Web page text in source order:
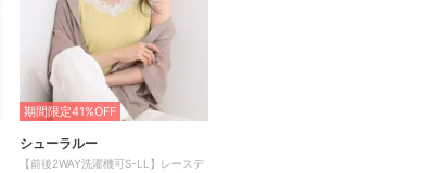
期間限定41%OFF
シューラルー
【前後2WAY洗濯機可S-LL】レースデ